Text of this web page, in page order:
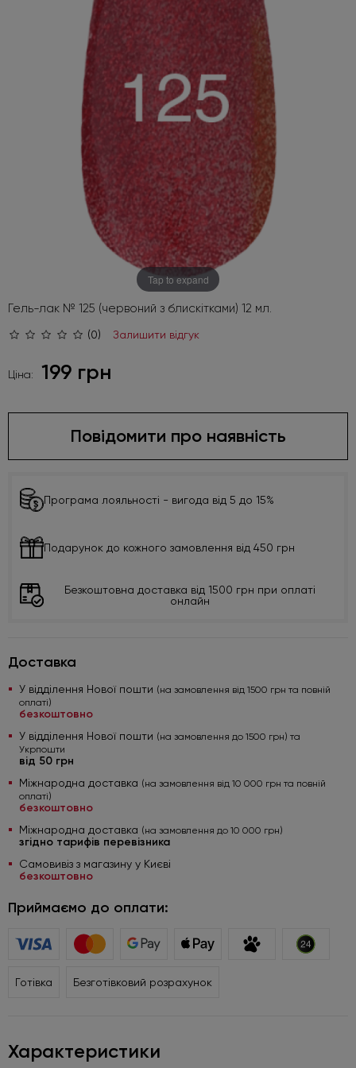
Tap to expand
Гель-лак № 125 (червоний з блискітками) 12 мл.
(0) Залишити відгук
Ціна: 199 грн
Повідомити про наявність
Програма лояльності - вигода від 5 до 15%
Подарунок до кожного замовлення від 450 грн
Безкоштовна доставка від 1500 грн при оплаті
онлайн
Доставка
У відділення Нової пошти (на замовлення від 1500 грн та повній
оплаті)
безкоштовно
У відділення Нової пошти (на замовлення до 1500 грн) та
Укрпошти
від 50 грн
Міжнародна доставка (на замовлення від 10 000 грн та повній
оплаті)
безкоштовно
Міжнародна доставка (на замовлення до 10 000 грн)
згідно тарифів перевізника
Самовивіз з магазину у Києві
безкоштовно
Приймаємо до оплати:
Готівка Безготівковий розрахунок
Характеристики